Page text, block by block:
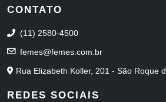
CONTATO
(11) 2580-4500
femes@femes.com.br
Rua Elizabeth Koller, 201 - São Roque
REDES SOCIAIS